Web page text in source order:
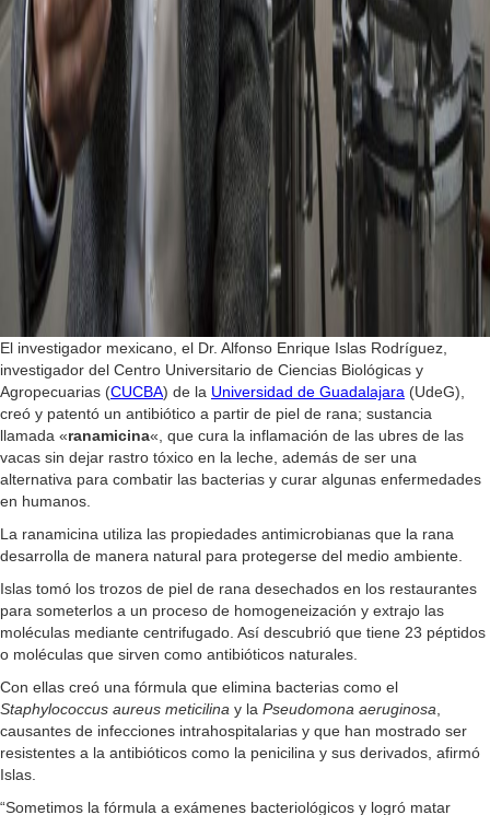
El investigador mexicano, el Dr. Alfonso Enrique Islas Rodríguez,
investigador del Centro Universitario de Ciencias Biológicas y
Agropecuarias (CUCBA) de la Universidad de Guadalajara (UdeG),
creó y patentó un antibiótico a partir de piel de rana; sustancia
llamada «ranamicina«, que cura la inflamación de las ubres de las
vacas sin dejar rastro tóxico en la leche, además de ser una
alternativa para combatir las bacterias y curar algunas enfermedades
en humanos.
La ranamicina utiliza las propiedades antimicrobianas que la rana
desarrolla de manera natural para protegerse del medio ambiente.
Islas tomó los trozos de piel de rana desechados en los restaurantes
para someterlos a un proceso de homogeneización y extrajo las
moléculas mediante centrifugado. Así descubrió que tiene 23 péptidos
o moléculas que sirven como antibióticos naturales.
Con ellas creó una fórmula que elimina bacterias como el
Staphylococcus aureus meticilina y la Pseudomona aeruginosa
causantes de infecciones intrahospitalarias y que han mostrado ser
resistentes a la antibióticos como la penicilina y sus derivados, afirmó
Islas.
“Sometimos la fórmula a exámenes bacteriológicos y logró matar